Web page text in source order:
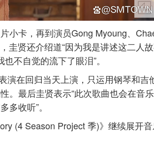
小卡，再到演员Gong Myoung、
圭贤还介绍道“因为我是讲述这二人
不自觉的流下了眼泪”。
演在回归当天上演，只运用钢琴和吉
。最后圭贤表示“此次歌曲也会在音
收听”。
(4 Season Project 季)》继续展开音